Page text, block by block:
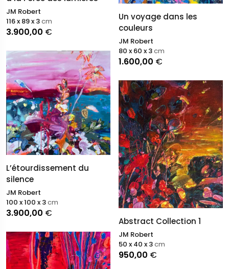
JM Robert
3.900,00 €
116 x 89 x 3cm
L’étourdissement du
silence
JM Robert
3.900,00 €
100 x 100 x 3cm
Un voyage dans les
couleurs
JM Robert
1.600,00 €
80 x 60 x 3cm
Abstract Collection 1
JM Robert
950,00 €
50 x 40 x 3cm